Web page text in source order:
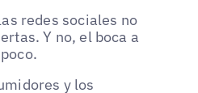
redes sociales no
Y no, el boca a
y los